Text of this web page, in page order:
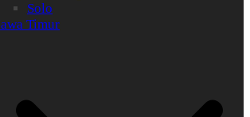
Solo
Timur